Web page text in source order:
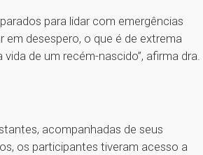
para lidar com emergências
desespero, o que é de extrema
de um recém-nascido”, afirma dra.
acompanhadas de seus
os participantes tiveram acesso a